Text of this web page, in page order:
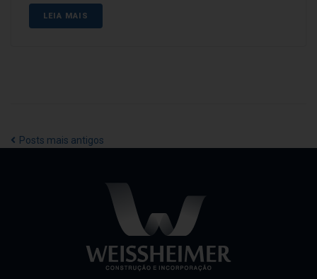
LEIA MAIS
Posts mais antigos